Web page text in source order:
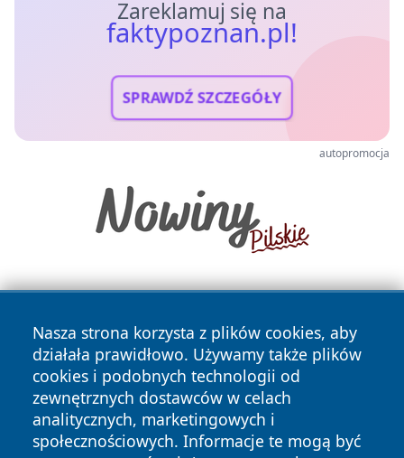
Zareklamuj się na
faktypoznan.pl!
SPRAWDŹ SZCZEGÓŁY
autopromocja
Nasza strona korzysta z plików cookies, aby
działała prawidłowo. Używamy także plików
cookies i podobnych technologii od
zewnętrznych dostawców w celach
analitycznych, marketingowych i
społecznościowych. Informacje te mogą być
Copyright © 2026 faktypoznan.pl Wszystkie prawa
zastrzeżone.